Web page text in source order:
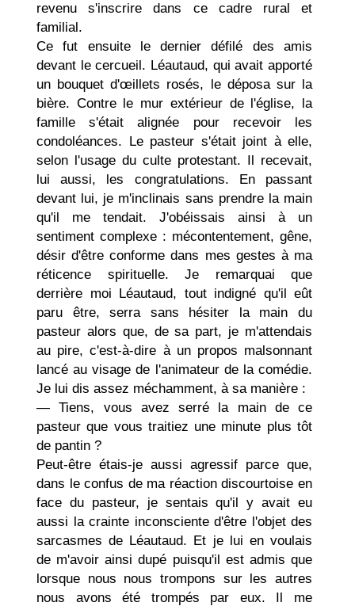
revenu s'inscrire dans ce cadre rural et
familial.
Ce fut ensuite le dernier défilé des amis
devant le cercueil. Léautaud, qui avait apporté
un bouquet d'œillets rosés, le déposa sur la
bière. Contre le mur extérieur de l'église, la
famille s'était alignée pour recevoir les
condoléances. Le pasteur s'était joint à elle,
selon l'usage du culte protestant. Il rece­vait,
lui aussi, les congratulations. En passant
devant lui, je m'inclinais sans prendre la main
qu'il me tendait. J'obéissais ainsi à un
sentiment complexe : mécontentement, gêne,
désir d'être conforme dans mes gestes à ma
réticence spirituelle. Je remarquai que
derrière moi Léautaud, tout indigné qu'il eût
paru être, serra sans hésiter la main du
pasteur alors que, de sa part, je m'attendais
au pire, c'est-à-dire à un propos malsonnant
lancé au visage de l'anima­teur de la comédie.
Je lui dis assez méchamment, à sa manière :
— Tiens, vous avez serré la main de ce
pasteur que vous traitiez une minute plus tôt
de pantin ?
Peut-être étais-je aussi agressif parce que,
dans le confus de ma réaction discourtoise en
face du pasteur, je sentais qu'il y avait eu
aussi la crainte inconsciente d'être l'objet des
sarcasmes de Léautaud. Et je lui en voulais
de m'avoir ainsi dupé puisqu'il est admis que
lorsque nous nous trompons sur les autres
nous avons été trompés par eux. Il me